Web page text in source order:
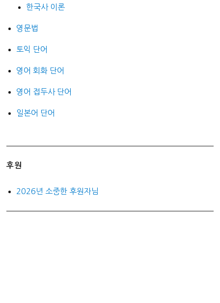
한국사 이론
영문법
토익 단어
영어 회화 단어
영어 접두사 단어
일본어 단어
후원
2026년 소중한 후원자님